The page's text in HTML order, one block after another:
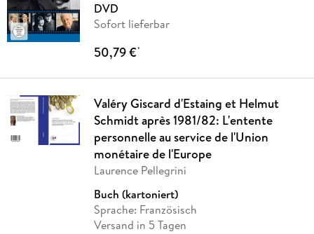
DVD
Sofort lieferbar
50,79 €*
Valéry Giscard d'Estaing et Helmut
Schmidt après 1981/82: L'entente
personnelle au service de l'Union
monétaire de l'Europe
Laurence Pellegrini
Buch (kartoniert)
Sprache: Französisch
Versand in 5 Tagen